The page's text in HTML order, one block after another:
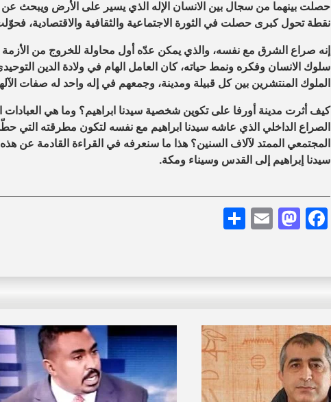
حصلت بينهما من سجال بين الانسان الإله الذي يسير على الأرض ويبحث عن
نقطة تحول كبرى حصلت في الثورة الاجتماعية والثقافية والاقتصادية،
إنه صراع الشرق مع نفسه، والذي يمكن عدّه أول محاولة للخروج من الأزمة
سلوك الانسان وفكره ونمط حياته، كان العامل الهام في ولادة الدين
الملوك المنتشرين بين كل قبيلة ومدينة، وجمعهم في إله واحد له صفات
كيف أثرت مدينة أورفا على تكوين شخصية سيدنا ابراهيم؟ وما هي العبادات
الصراع الداخلي الذي عاشه سيدنا ابراهيم مع نفسه لتكون مطرقته التي
المجتمعي الممتد لآلاف السنين؟ هذا ما سنعرفه في القراءة القادمة عن
سيدنا إبراهيم إلى القدس وسيناء ومكة.
Facebook
Mastodon
Email